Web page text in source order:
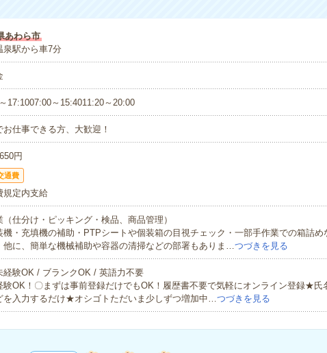
あわら市
泉駅から車7分
17:1007:00～15:4011:20～20:00
お仕事できる方、大歓迎！
円
通費
規定内支給
（仕分け・ピッキング・検品、商品管理）
機・充填機の補助・PTPシートや個装箱の目視チェック・一部手作業での箱詰め
他に、簡単な機械補助や容器の清掃などの部署もありま…つづきを見る
経験OK / ブランクOK / 英語力不要
OK！〇まずは事前登録だけでもOK！履歴書不要で気軽にオンライン登録★氏
を入力するだけ★オシゴトただいま少しずつ増加中…つづきを見る